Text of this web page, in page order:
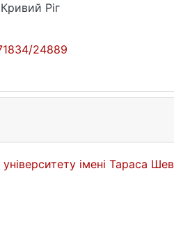
Ріг
24889
імені Тараса